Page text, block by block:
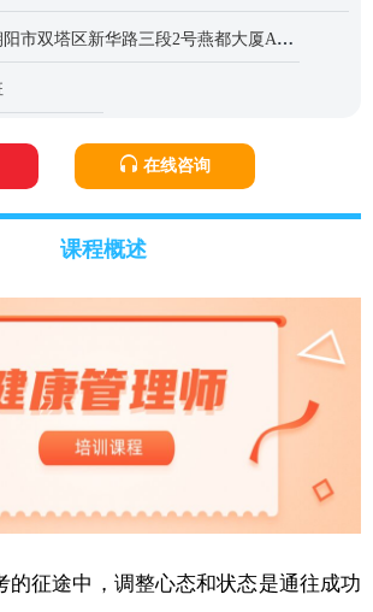
市双塔区新华路三段2号燕都大厦A座1807
在线咨询
课程概述
的征途中，调整心态和状态是通往成功